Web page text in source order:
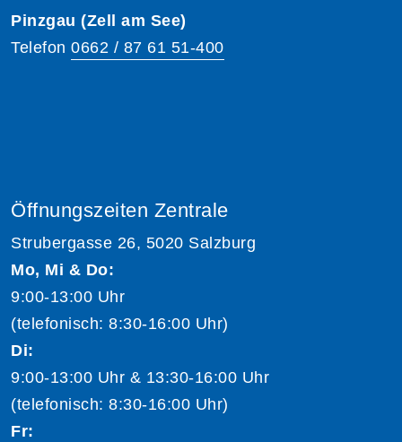
Pinzgau (Zell am See)
Telefon 0662 / 87 61 51-400
Öffnungszeiten Zentrale
Strubergasse 26, 5020 Salzburg
Mo, Mi & Do:
9:00-13:00 Uhr
(telefonisch: 8:30-16:00 Uhr)
Di:
9:00-13:00 Uhr & 13:30-16:00 Uhr
(telefonisch: 8:30-16:00 Uhr)
Fr: